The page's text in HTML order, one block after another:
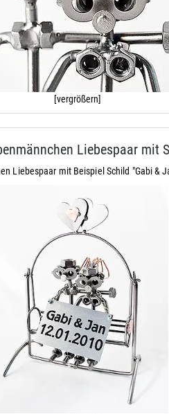
[vergrößern]
Liebespaar mit
Liebespaar mit Beispiel Schild "Gabi &